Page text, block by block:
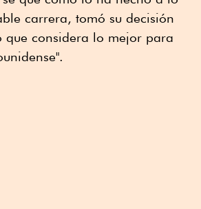
carrera, tomó su decisión
que considera lo mejor para